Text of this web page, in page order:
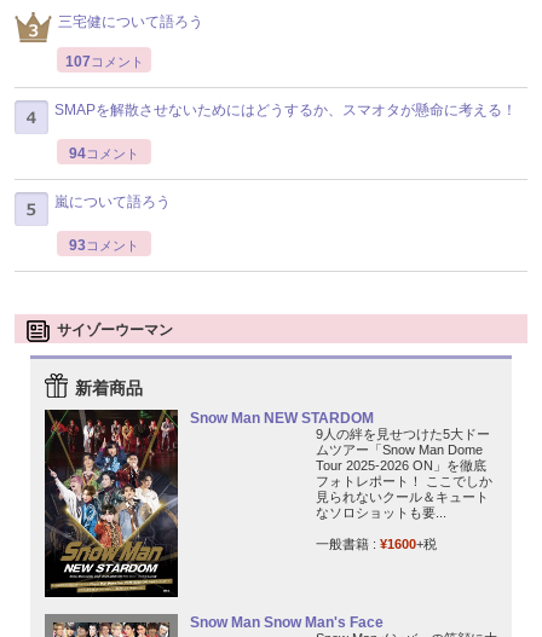
三宅健について語ろう
107 コメント
SMAPを解散させないためにはどうするか、スマオタが懸命に考える！
94コメント
嵐について語ろう
93コメント
サイゾーウーマン
新着商品
Snow Man NEW STARDOM
9人の絆を見せつけた5大ドー
ムツアー「Snow Man Dome
Tour 2025-2026 ON」を徹底
フォトレポート！ ここでしか
見られないクール＆キュート
なソロショットも要...
一般書籍 : ¥1600+税
Snow Man Snow Man's Face